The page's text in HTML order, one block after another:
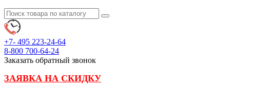
+7- 495 223-24-64
8-800 700-64-24
Заказать обратный звонок
ЗАЯВКА НА СКИДКУ